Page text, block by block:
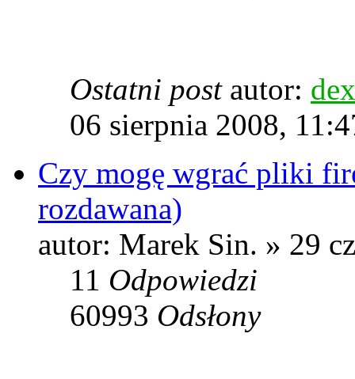
Ostatni post autor:
06 sierpnia 2008,
Czy mogę wgrać pliki
rozdawana)
autor: Marek Sin. » 29
11 Odpowiedzi
60993 Odsłony